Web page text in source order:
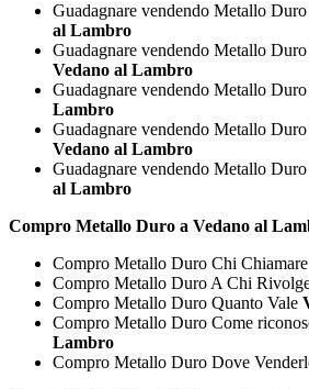
Guadagnare vendendo Metallo
al Lambro
Guadagnare vendendo Metallo
Vedano al Lambro
Guadagnare vendendo Metallo
Lambro
Guadagnare vendendo Metallo
Vedano al Lambro
Guadagnare vendendo Metallo
al Lambro
Compro Metallo Duro a Vedano al
Compro Metallo Duro Chi Chiamare
Compro Metallo Duro A Chi
Compro Metallo Duro Quanto Vale
Compro Metallo Duro Come
Lambro
Compro Metallo Duro Dove